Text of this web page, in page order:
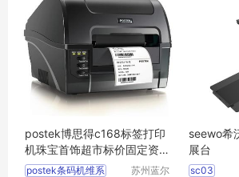
postek博思得c168标签打印
机珠宝首饰超市标价固定资
产条码打印机
postek条码机维系
苏州蓝尔
seewo希
展台
sc03